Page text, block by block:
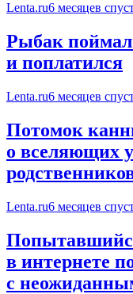
Lenta.ru6 месяцев
Рыбак поймал
и поплатился
Lenta.ru6 месяцев
Потомок
о вселяющих
Lenta.ru6 месяцев
в интернете
с